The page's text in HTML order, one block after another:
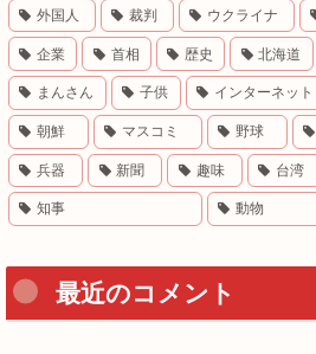
外国人 裁判 ウクライナ
企業 首相 歴史 北海道
まんさん 子供 インターネット
朝鮮 マスコミ 野球
兵器 新聞 趣味 台湾
知事 動物
最近のコメント